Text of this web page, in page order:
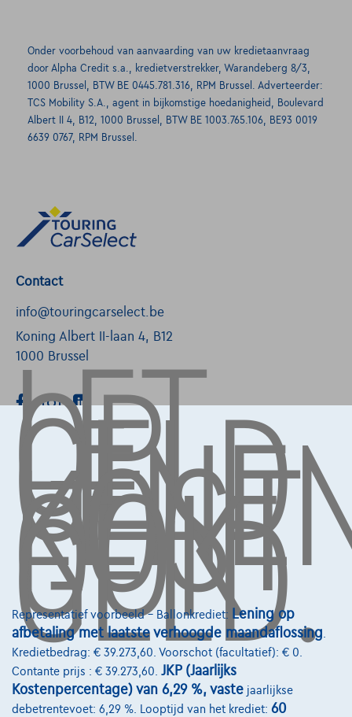
Onder voorbehoud van aanvaarding van uw kredietaanvraag
door Alpha Credit s.a., kredietverstrekker, Warandeberg 8/3,
1000 Brussel, BTW BE 0445.781.316, RPM Brussel. Adverteerder:
TCS Mobility S.A., agent in bijkomstige hoedanigheid, Boulevard
Albert II 4, B12, 1000 Brussel, BTW BE 1003.765.106, BE93 0019
6639 0767, RPM Brussel.
LET
OP,
GELD
KOST
OOK
GELD.
Representatief voorbeeld – Ballonkrediet: Lening op
afbetaling met laatste verhoogde maandaflossing
Kredietbedrag: € 39.273,60. Voorschot (facultatief): € 0.
Contante prijs : € 39.273,60. JKP (Jaarlijks
Kostenpercentage) van 6,29 %, vaste jaarlijkse
debetrentevoet: 6,29 %. Looptijd van het krediet: 60
Contact
info@touringcarselect.be
Koning Albert II-laan 4, B12
1000 Brussel
Diensten & Oplossingen
Pechverhelping verzekering
Financiering
Autoverzekering
Lease en persoonlijke lease
Over Ons
Word klant
Wie zijn we
Kwaliteitscharter